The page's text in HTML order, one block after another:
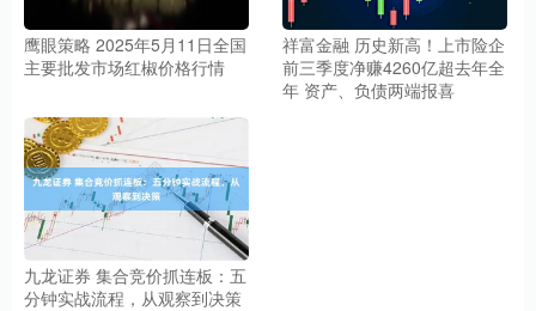
鹰眼策略 2025年5月11日全国
主要批发市场红椒价格行情
祥富金融 历史新高！上市险企
前三季度净赚4260亿超去年全
年 资产、负债两端报喜
九龙证券 集合竞价抓连板：五
分钟实战流程，从观察到决策